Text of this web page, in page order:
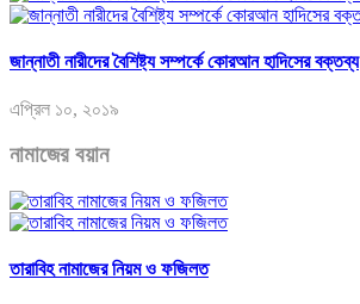
জান্নাতী নারীদের বৈশিষ্ট্য সম্পর্কে কোরআন হাদিসের বক্তব্য
এপ্রিল ১০, ২০১৯
নামাজের বয়ান
তারাবিহ নামাজের নিয়ম ও ফজিলত